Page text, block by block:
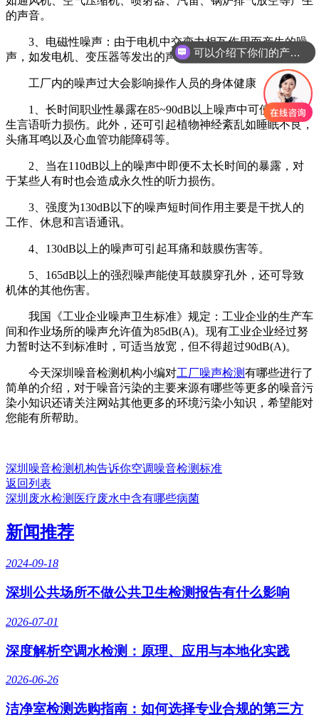
的声音。
3、电磁性噪声：由于电机中交变力相互作用而产生的噪
声，如发电机、变压器等发出的声音。
工厂内的噪声过大会影响操作人员的身体健康
1、长时间职业性暴露在85~90dB以上噪声中可使工人产
生言语听力损伤。此外，还可引起植物神经紊乱如睡眠不良，
头痛耳鸣以及心血管功能障碍等。
2、当在110dB以上的噪声中即便不太长时间的暴露，对
于某些人有时也会造成永久性的听力损伤。
3、强度为130dB以下的噪声短时间作用主要是干扰人的
工作、休息和言语通讯。
4、130dB以上的噪声可引起耳痛和鼓膜伤害等。
5、165dB以上的强烈噪声能使耳鼓膜穿孔外，还可导致
机体的其他伤害。
我国《工业企业噪声卫生标准》规定：工业企业的生产车
间和作业场所的噪声允许值为85dB(A)。现有工业企业经过努
力暂时达不到标准时，可适当放宽，但不得超过90dB(A)。
今天深圳噪音检测机构小编对工厂噪声检测有哪些进行了
简单的介绍，对于噪音污染的主要来源有哪些等更多的噪音污
染小知识还请关注网站其他更多的环境污染小知识，希望能对
您能有所帮助。
深圳噪音检测机构告诉你空调噪音检测标准
返回列表
深圳废水检测医疗废水中含有哪些病菌
新闻推荐
2024-09-18
深圳公共场所不做公共卫生检测报告有什么影响
2026-07-01
深度解析空调水检测：原理、应用与本地化实践
2026-06-26
洁净室检测选购指南：如何选择专业合规的第三方
可以介绍下你们的产品么